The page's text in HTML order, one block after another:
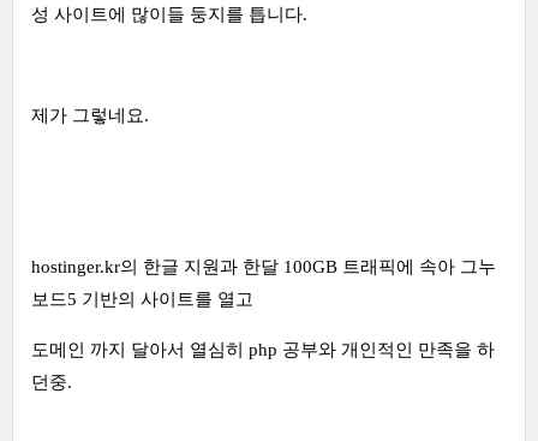
성 사이트에 많이들 둥지를 틉니다.
제가 그렇네요.
hostinger.kr의 한글 지원과 한달 100GB 트래픽에 속아 그누
보드5 기반의 사이트를 열고
도메인 까지 달아서 열심히 php 공부와 개인적인 만족을 하
던중.